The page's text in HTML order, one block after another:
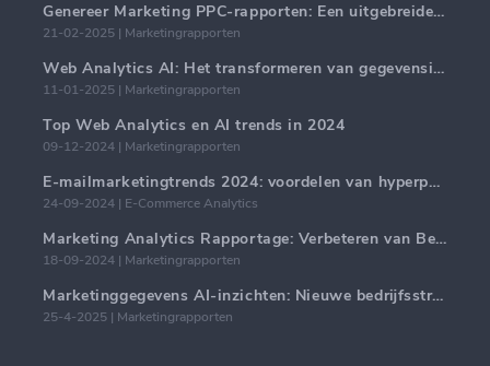
Genereer Marketing PPC-rapporten: Een uitgebreide handleiding
21-02-2025 | Marketingrapporten
Web Analytics AI: Het transformeren van gegevensinzichten met precisie
11-01-2025 | Marketingrapporten
Top Web Analytics en AI trends in 2024
09-12-2024 | Marketingrapporten
E-mailmarketingtrends 2024: voordelen van hyperpersonalisatie
24-09-2024 | E-Commerce Analytics
Marketing Analytics Rapportage: Verbeteren van Bedrijfsinzichten
18-09-2024 | Marketingrapporten
Marketinggegevens AI-inzichten: Nieuwe bedrijfsstrategieën voor 2024
25-4-2025 | Marketingrapporten